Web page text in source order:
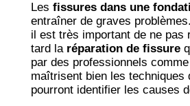
Les fissures dans une
entraîner de graves
il est très important de ne pas
tard la réparation de fissure
par des professionnels
maîtrisent bien les techniques
pourront identifier les causes